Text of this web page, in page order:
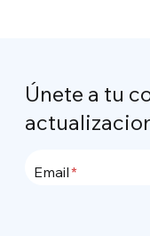
Únete a tu
Email